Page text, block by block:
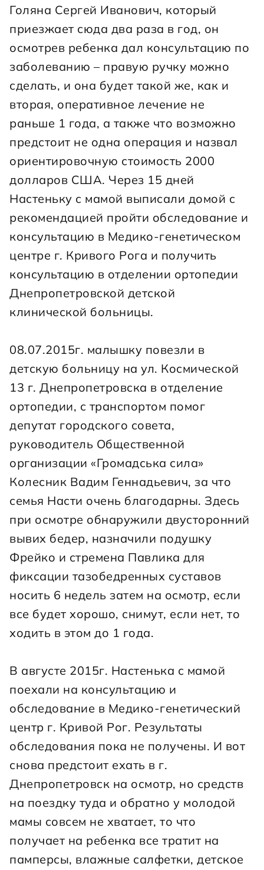
Голяна Сергей Иванович, который
приезжает сюда два раза в год, он
осмотрев ребенка дал консультацию по
заболеванию – правую ручку можно
сделать, и она будет такой же, как и
вторая, оперативное лечение не
раньше 1 года, а также что возможно
предстоит не одна операция и назвал
ориентировочную стоимость 2000
долларов США. Через 15 дней
Настеньку с мамой выписали домой с
рекомендацией пройти обследование и
консультацию в Медико-генетическом
центре г. Кривого Рога и получить
консультацию в отделении ортопедии
Днепропетровской детской
клинической больницы.
08.07.2015г. малышку повезли в
детскую больницу на ул. Космической
13 г. Днепропетровска в отделение
ортопедии, с транспортом помог
депутат городского совета,
руководитель Общественной
организации «Громадська сила»
Колесник Вадим Геннадьевич, за что
семья Насти очень благодарны. Здесь
при осмотре обнаружили двусторонний
вывих бедер, назначили подушку
Фрейко и стремена Павлика для
фиксации тазобедренных суставов
носить 6 недель затем на осмотр, если
все будет хорошо, снимут, если нет, то
ходить в этом до 1 года.
В августе 2015г. Настенька с мамой
поехали на консультацию и
обследование в Медико-генетический
центр г. Кривой Рог. Результаты
обследования пока не получены. И вот
снова предстоит ехать в г.
Днепропетровск на осмотр, но средств
на поездку туда и обратно у молодой
мамы совсем не хватает, то что
получает на ребенка все тратит на
памперсы, влажные салфетки, детское